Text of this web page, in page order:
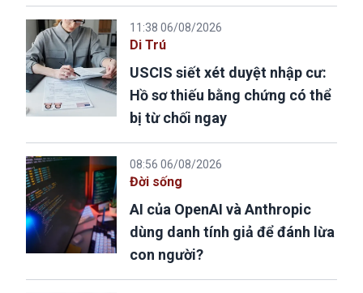
11:38 06/08/2026
Di Trú
USCIS siết xét duyệt nhập cư:
Hồ sơ thiếu bằng chứng có thể
bị từ chối ngay
08:56 06/08/2026
Đời sống
AI của OpenAI và Anthropic
dùng danh tính giả để đánh lừa
con người?